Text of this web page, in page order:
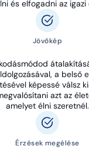
és elfogadni az igazi
Jövőkép
a belső
képessé válsz
azt az
amelyet élni szeretnél.
Érzések megélése